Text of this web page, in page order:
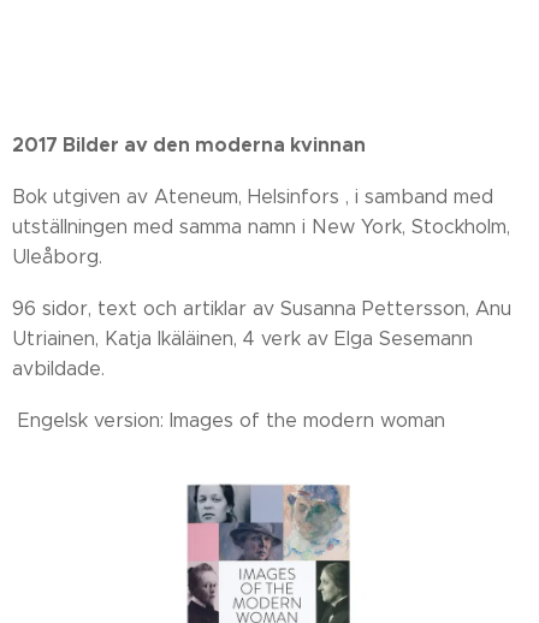
2017 Bilder av den moderna kvinnan
Bok utgiven av Ateneum, Helsinfors , i samband med
utställningen med samma namn i New York, Stockholm,
Uleåborg.
96 sidor, text och artiklar av Susanna Pettersson, Anu
Utriainen, Katja Ikäläinen, 4 verk av Elga Sesemann
avbildade.
Engelsk version: Images of the modern woman